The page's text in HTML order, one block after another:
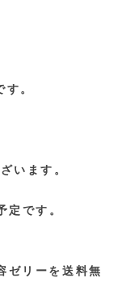
。
います。
定です。
リーを送料無